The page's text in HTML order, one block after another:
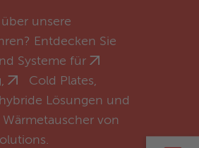
unsere
Entdecken Sie
Systeme für
, Cold Plates,
Lösungen und
von